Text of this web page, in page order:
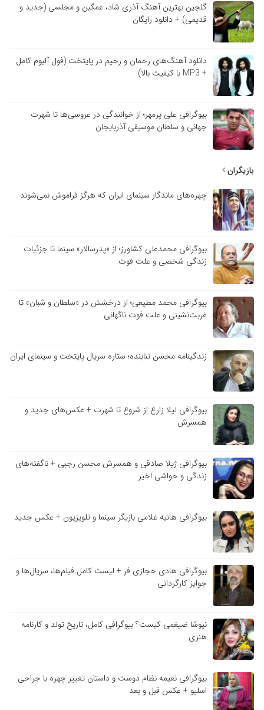
گلچین بهترین آهنگ آذری شاد، غمگین و مجلسی (جدید و
قدیمی) + دانلود رایگان
دانلود آهنگ‌های رحمان و رحیم در پایتخت (فول آلبوم کامل
+ MP3 با کیفیت بالا)
بیوگرافی علی پرمهر؛ از خوانندگی در عروسی‌ها تا شهرت
جهانی و سلطان موسیقی آذربایجان
بازیگران
چهره‌های ماندگار سینمای ایران که هرگز فراموش نمی‌شوند
بیوگرافی محمدعلی کشاورز؛ از «پدرسالار» سینما تا جزئیات
زندگی شخصی و علت فوت
بیوگرافی محمد مطیعی؛ از درخشش در «سلطان و شبان» تا
غربت‌نشینی و علت فوت ناگهانی
زندگینامه محسن تنابنده؛ ستاره سریال پایتخت و سینمای ایران
بیوگرافی لیلا زارع از شروع تا شهرت + عکس‌های جدید و
همسرش
بیوگرافی ژیلا صادقی و همسرش محسن رجبی + ناگفته‌های
زندگی و حواشی اخیر
بیوگرافی هانیه غلامی بازیگر سینما و تلویزیون + عکس جدید
بیوگرافی هادی حجازی فر + لیست کامل فیلم‌ها، سریال‌ها و
جوایز کارگردانی
نیوشا ضیغمی کیست؟ بیوگرافی کامل، تاریخ تولد و کارنامه
هنری
بیوگرافی نعیمه نظام دوست و داستان تغییر چهره با جراحی
اسلیو + عکس قبل و بعد